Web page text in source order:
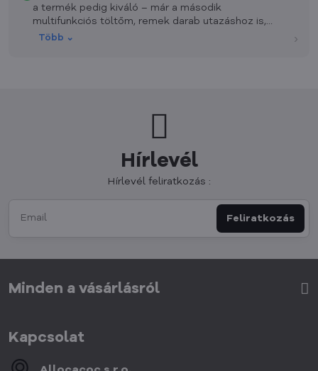
a termék pedig kiváló – már a második
multifunkciós töltőm, remek darab utazáshoz is,
otthonra is.
Több ⌄ ›
Hírlevél
Hírlevél feliratkozás :
Feliratkozás
Minden a vásárlásról
Kapcsolat